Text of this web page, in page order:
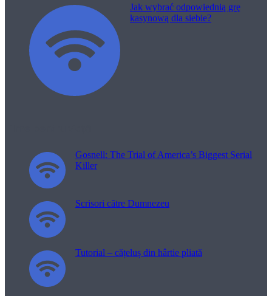
Jak wybrać odpowiednią grę
kasynową dla siebie?
Gosnell: The Trial of America’s Biggest Serial
Killer
Scrisori către Dumnezeu
Tutorial – cățeluș din hârtie pliată